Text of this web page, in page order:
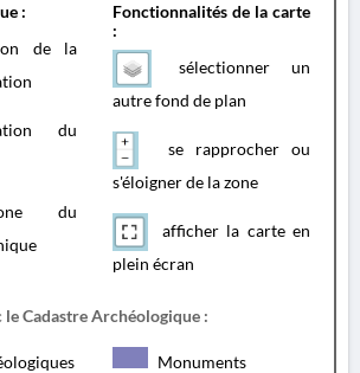
:
de la
du
du
Fonctionnalités de la carte
:
sélectionner un
autre fond de plan
se rapprocher ou
s'éloigner de la zone
afficher la carte en
plein écran
le Cadastre Archéologique :
Monuments